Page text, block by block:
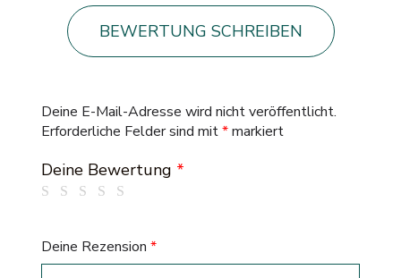
BEWERTUNG SCHREIBEN
Deine E-Mail-Adresse wird nicht veröffentlicht.
Erforderliche Felder sind mit*markiert
Deine Bewertung *
Deine Rezension *